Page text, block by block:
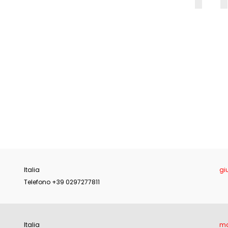
Italia
Telefono +39 0297277811
Italia